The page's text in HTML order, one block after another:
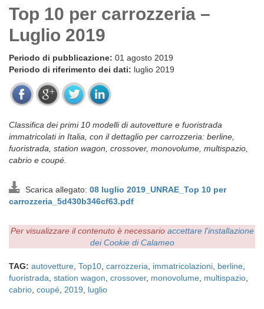
Top 10 per carrozzeria –
Luglio 2019
Periodo di pubblicazione: 01 agosto 2019
Periodo di riferimento dei dati: luglio 2019
Classifica dei primi 10 modelli di autovetture e fuoristrada
immatricolati in Italia, con il dettaglio per carrozzeria: berline,
fuoristrada, station wagon, crossover, monovolume, multispazio,
cabrio e coupé.
Scarica allegato: 08 luglio 2019_UNRAE_Top 10 per
carrozzeria_5d430b346cf63.pdf
Per visualizzare il contenuto è necessario accettare l'installazione
dei Cookie di Calameo
TAG: autovetture Top10 carrozzeria immatricolazioni berline
fuoristrada station wagon crossover, monovolume multispazio
cabrio coupé 2019 luglio